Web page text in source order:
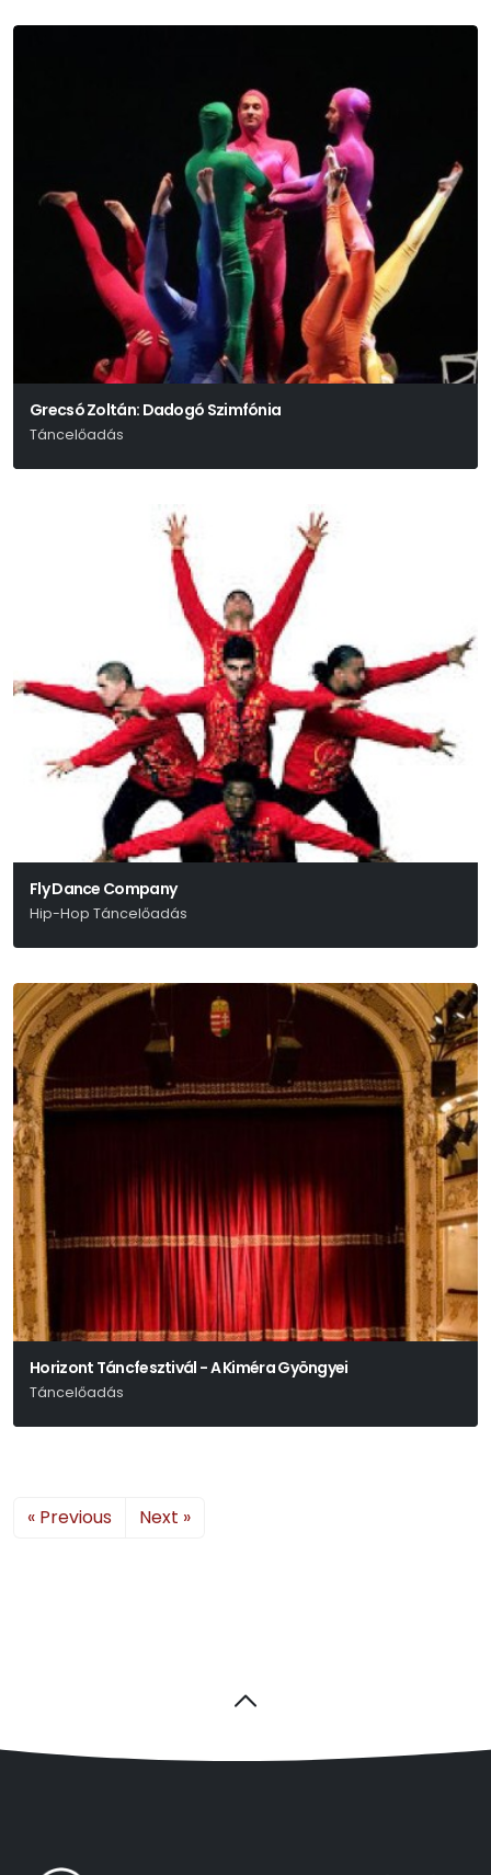
Grecsó Zoltán: Dadogó Szimfónia
Táncelőadás
Fly Dance Company
Hip-Hop Táncelőadás
Horizont Táncfesztivál - A Kiméra Gyöngyei
Táncelőadás
« Previous Next »